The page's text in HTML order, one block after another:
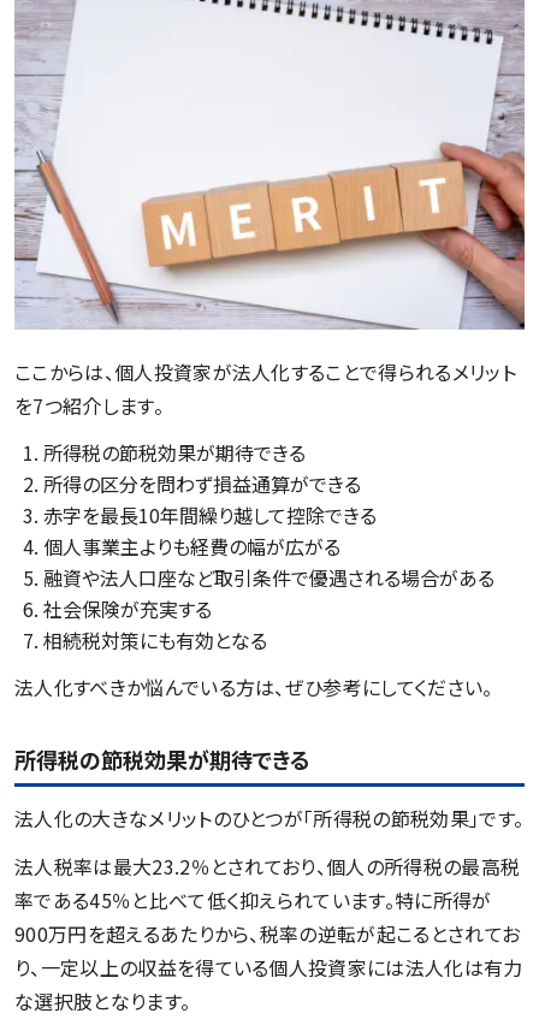
ここからは、個人投資家が法人化することで得られるメリット
を7つ紹介します。
所得税の節税効果が期待できる
所得の区分を問わず損益通算ができる
赤字を最長10年間繰り越して控除できる
個人事業主よりも経費の幅が広がる
融資や法人口座など取引条件で優遇される場合がある
社会保険が充実する
相続税対策にも有効となる
法人化すべきか悩んでいる方は、ぜひ参考にしてください。
所得税の節税効果が期待できる
法人化の大きなメリットのひとつが「所得税の節税効果」です。
法人税率は最大23.2％とされており、個人の所得税の最高税
率である45％と比べて低く抑えられています。特に所得が
900万円を超えるあたりから、税率の逆転が起こるとされてお
り、一定以上の収益を得ている個人投資家には法人化は有力
な選択肢となります。